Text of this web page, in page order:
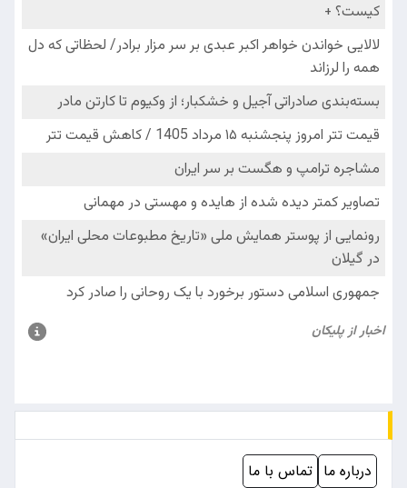
درباره ما تماس با ما